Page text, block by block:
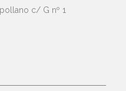
c/ G nº 1